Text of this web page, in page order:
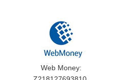
Web Money: